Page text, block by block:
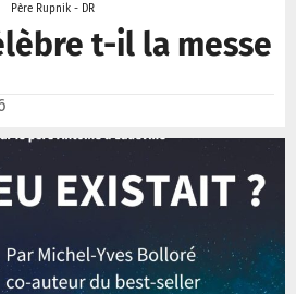
Père Rupnik - DR
t-il la messe